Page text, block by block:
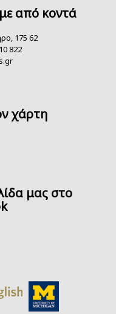
από κοντά
175 62
822
χάρτη
μας στο